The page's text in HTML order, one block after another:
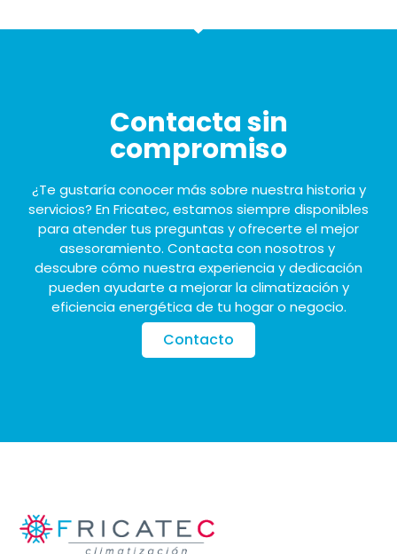
Contacta sin
compromiso
¿Te gustaría conocer más sobre nuestra historia y
servicios? En Fricatec, estamos siempre disponibles
para atender tus preguntas y ofrecerte el mejor
asesoramiento. Contacta con nosotros y
descubre cómo nuestra experiencia y dedicación
pueden ayudarte a mejorar la climatización y
eficiencia energética de tu hogar o negocio.
Contacto